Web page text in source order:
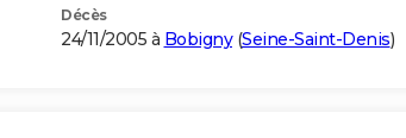
Décès
24/11/2005 à Bobigny(Seine-Saint-Denis)